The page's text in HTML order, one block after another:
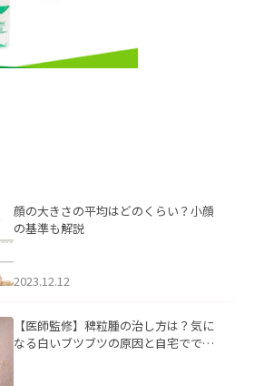
顔の大きさの平均はどのくらい？小顔
の基準も解説
2023.12.12
【医師監修】稗粒腫の治し方は？気に
なる白いブツブツの原因と自宅ででき